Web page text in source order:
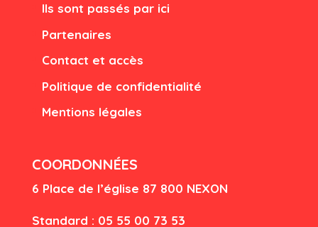
Ils sont passés par ici
Partenaires
Contact et accès
Politique de confidentialité
Mentions légales
COORDONNÉES
6 Place de l’église 87 800 NEXON
Standard : 05 55 00 73 53